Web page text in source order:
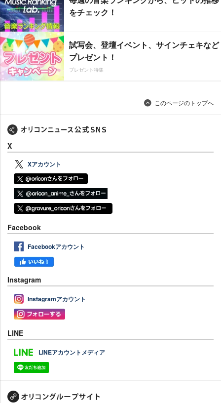
をチェック！
試写会、登壇イベント、サインチェキなど
プレゼント！
プレゼント特集
このページのトップへ
X
Xアカウント
Facebook
Facebookアカウント
Instagram
Instagramアカウント
LINE
LINEアカウントメディア